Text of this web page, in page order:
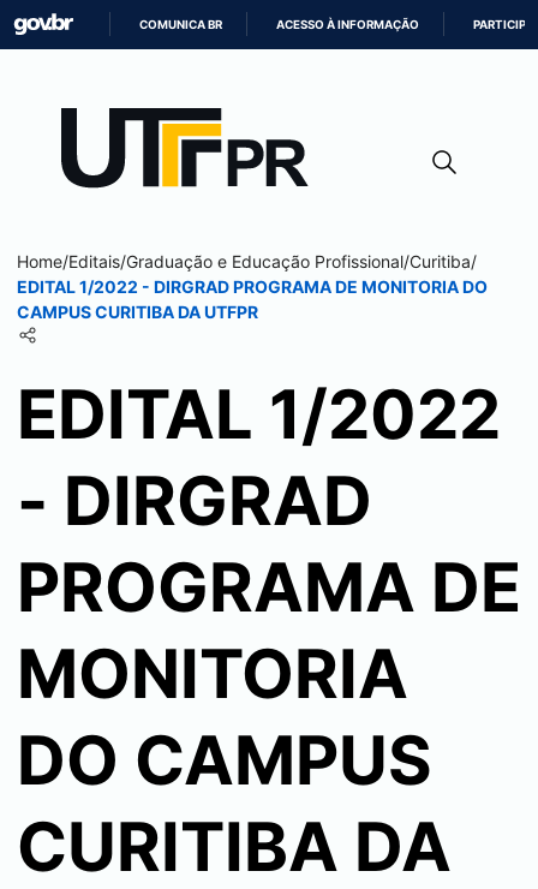
CONTEÚDO
COMUNICA BR ACESSO À INFORMAÇÃO PARTICIPE
Home/Editais/Graduação e Educação Profissional/Curitiba/
EDITAL 1/2022 - DIRGRAD PROGRAMA DE MONITORIA DO
CAMPUSCURITIBADA UTFPR
EDITAL 1/2022
- DIRGRAD
PROGRAMA DE
MONITORIA
DO CAMPUS
CURITIBA DA